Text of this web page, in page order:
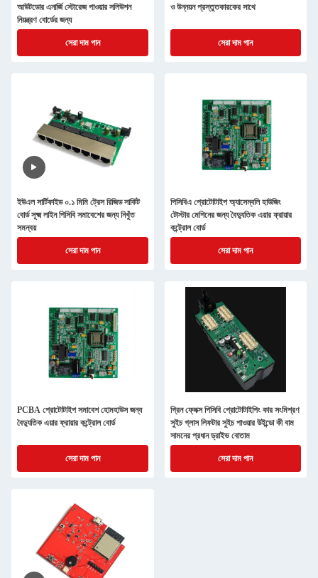
আউটডোর এনার্জি স্টোরেজ পাওয়ার সলিউশন
নিয়ন্ত্রণ বোর্ডের জন্য
সেরা দাম পান
ও উন্নয়ন প্রস্তুতকারকের সাথে
সেরা দাম পান
ইউএল সার্টিফাইড ০.১ মিমি ট্রেস রিজিড সার্কিট
বোর্ড সূক্ষ্ম লাইন পিসিবি সমাবেশের জন্য নিখুঁত
সমন্বয়
সেরা দাম পান
পিসিবিএ প্রোটোটাইপ অ্যাসেম্বলি হাউজিং
টোস্টার মেশিনের জন্য বৈদ্যুতিক এয়ার ফ্রায়ার
কন্ট্রোল বোর্ড
সেরা দাম পান
PCBA প্রোটোটাইপ সমাবেশ হোমহাউস জন্য
বৈদ্যুতিক এয়ার ফ্রায়ার কন্ট্রোল বোর্ড
সেরা দাম পান
গ্রিন ফ্লেক্স পিসিবি প্রোটোটাইপিং কার সংমিশ্রণ
সুইচ গ্লাস লিফটার সুইচ পাওয়ার উইন্ডো কী বাম
সামনের প্রধান ড্রাইভ বোতাম
সেরা দাম পান